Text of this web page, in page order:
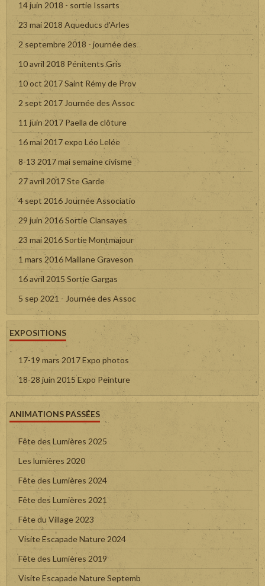
14 juin 2018 - sortie Issarts
23 mai 2018 Aqueducs d'Arles
2 septembre 2018 - journée des
10 avril 2018 Pénitents Gris
10 oct 2017 Saint Rémy de Prov
2 sept 2017 Journée des Assoc
11 juin 2017 Paella de clôture
16 mai 2017 expo Léo Lelée
8-13 2017 mai semaine civisme
27 avril 2017 Ste Garde
4 sept 2016 Journée Associatio
29 juin 2016 Sortie Clansayes
23 mai 2016 Sortie Montmajour
1 mars 2016 Maillane Graveson
16 avril 2015 Sortie Gargas
5 sep 2021 - Journée des Assoc
EXPOSITIONS
17-19 mars 2017 Expo photos
18-28 juin 2015 Expo Peinture
ANIMATIONS PASSÉES
Fête des Lumières 2025
Les lumières 2020
Fête des Lumières 2024
Fête des Lumières 2021
Fête du Village 2023
Visite Escapade Nature 2024
Fête des Lumières 2019
Visite Escapade Nature Septemb